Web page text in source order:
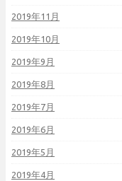
2019年11月
2019年10月
2019年9月
2019年8月
2019年7月
2019年6月
2019年5月
2019年4月